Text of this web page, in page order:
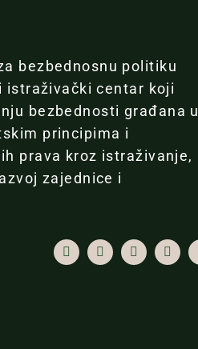
bezbednosnu politiku
istraživački centar koji
bezbednosti građana u
principima i
prava kroz istraživanje,
zajednice i